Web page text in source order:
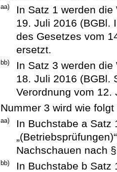
aa)
In Satz 1 werden
19. Juli 2016 (BGBl.
des Gesetzes vom
ersetzt.
bb)
In Satz 3 werden die
18. Juli 2016 (BGBl.
Verordnung vom 12.
Nummer 3 wird wie
aa)
In Buchstabe a Satz
Nachschauen nach
bb)
In Buchstabe b Satz